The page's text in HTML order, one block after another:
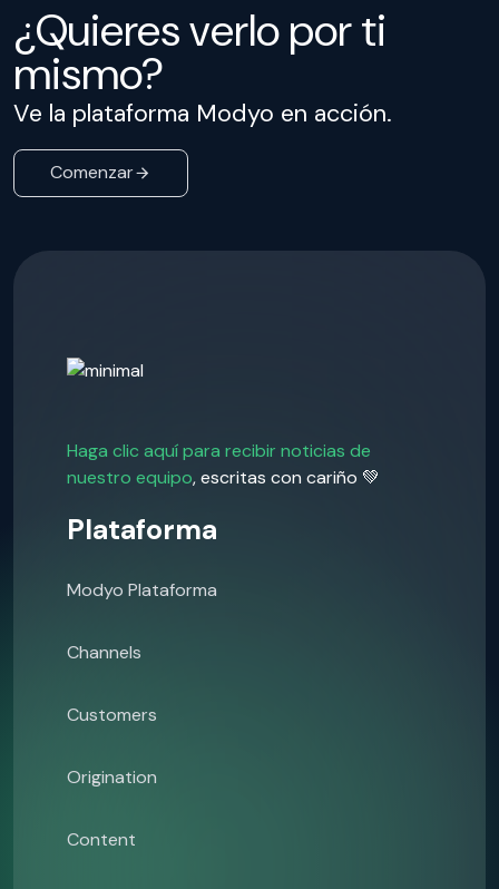
¿Quieres verlo por ti
mismo?
Ve la plataforma Modyo en acción.
Comenzar
Haga clic aquí para recibir noticias de
nuestro equipo, escritas con cariño 💚
Plataforma
Modyo Plataforma
Channels
Customers
Origination
Content